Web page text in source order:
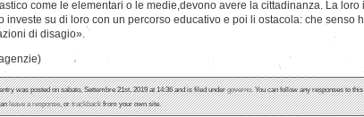
come le elementari o le medie,devono avere la cittadinanza. La
investe su di loro con un percorso educativo e poi li ostacola: che senso
di disagio».
was posted on sabato, Settembre 21st, 2019 at 14:36 and is filed undergoverno. You can follow any responses to
leave a response, ortrackbackfrom your own site.